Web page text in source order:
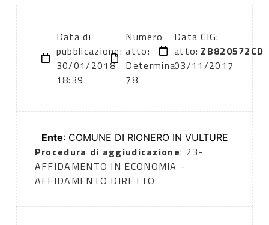
Data di
pubblicazione:
30/01/2018
18:39
Numero
atto:
Determina
78
Data
atto:
03/11/2017
CIG:
ZB820572CD
Ente: COMUNE DI RIONERO IN VULTURE
Procedura di aggiudicazione: 23-
AFFIDAMENTO IN ECONOMIA -
AFFIDAMENTO DIRETTO